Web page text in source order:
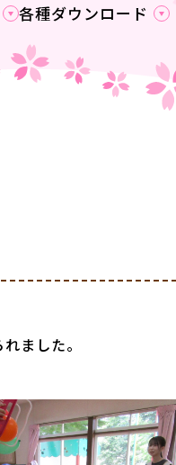
各種ダウンロード
ました。